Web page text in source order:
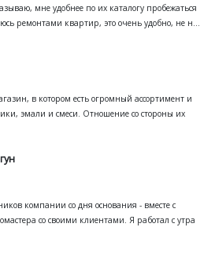
мне удобнее по их каталогу пробежаться
ремонтами квартир, это очень удобно, не н...
в котором есть огромный ассортимент и
эмали и смеси. Отношение со стороны их
компании со дня основания - вместе с
со своими клиентами. Я работал с утра